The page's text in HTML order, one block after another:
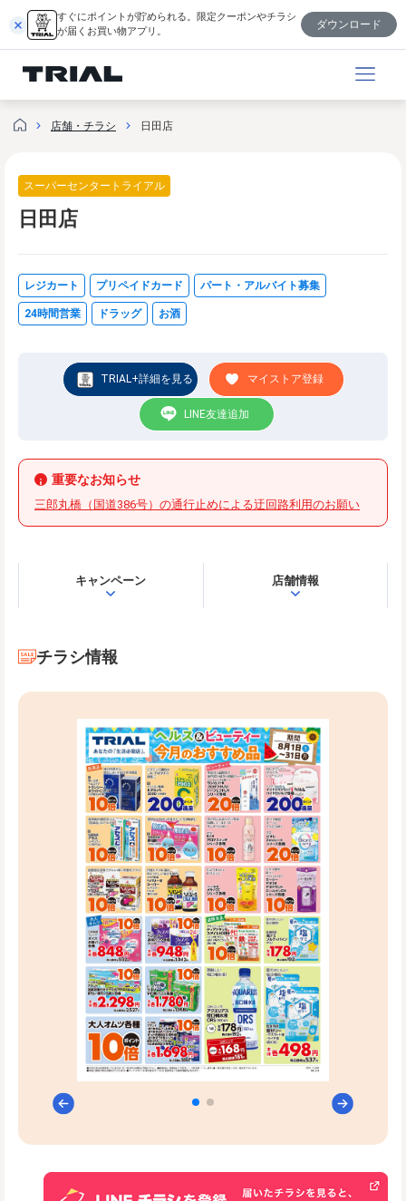
を
キ
すぐにポイントが貯められる。限定クーポンやチラシ
が届くお買い物アプリ。
ダウンロード
店舗・チラシ 日田店
スーパーセンタートライアル
日田店
レジカート プリペイドカード パート・アルバイト募集
24時間営業 ドラッグ お酒
TRIAL+詳細を見る マイストア登録
LINE友達追加
重要なお知らせ
三郎丸橋（国道386号）の通行止めによる迂回路利用のお願い
キャンペーン 店舗情報
チラシ情報